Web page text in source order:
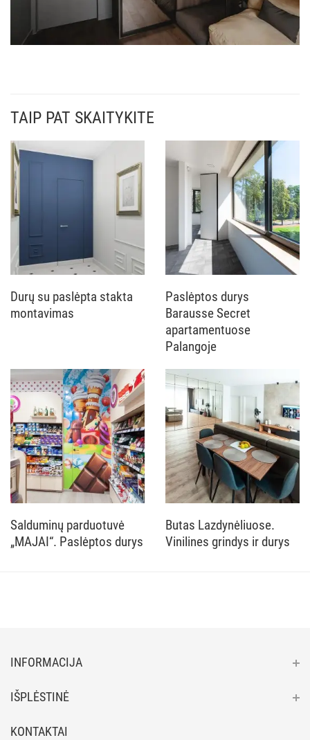
TAIP PAT SKAITYKITE
Durų su paslėpta stakta
montavimas
Paslėptos durys
Barausse Secret
apartamentuose
Palangoje
Salduminų parduotuvė
„MAJAI“. Paslėptos durys
Butas Lazdynėliuose.
Vinilines grindys ir durys
INFORMACIJA
IŠPLĖSTINĖ
KONTAKTAI